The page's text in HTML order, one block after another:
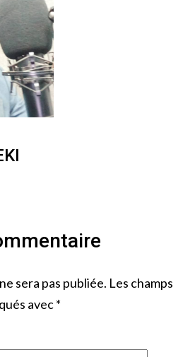
sera pas publiée. Les champs
avec*